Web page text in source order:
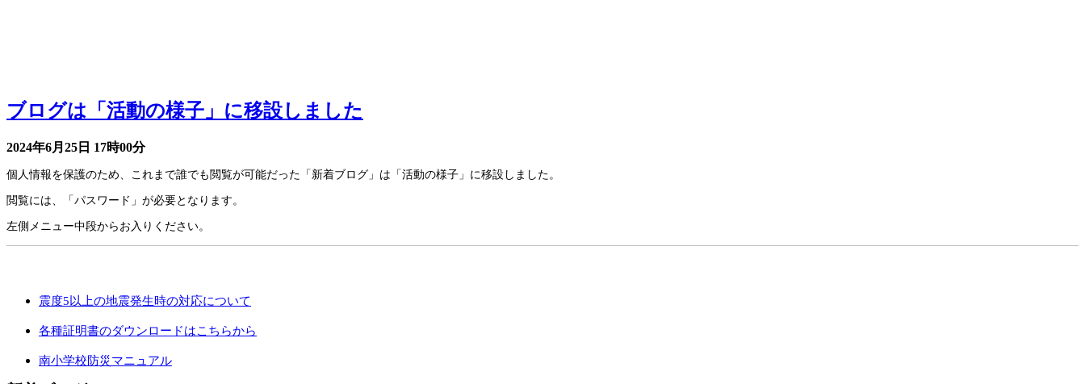
ブログは「活動の様子」に移設しました
2024年6月25日 17時00分
個人情報を保護のため、これまで誰でも閲覧が可能だった「新着ブログ」は「活動の様子」に移設しました。
閲覧には、「パスワード」が必要となります。
左側メニュー中段からお入りください。
震度5以上の地震発生時の対応について
各種証明書のダウンロードはこちらから
南小学校防災マニュアル